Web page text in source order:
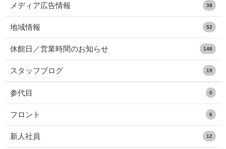
メディア広告情報 38
地域情報 52
休館日／営業時間のお知らせ 148
スタッフブログ 19
参代目 0
フロント 6
新人社員 12